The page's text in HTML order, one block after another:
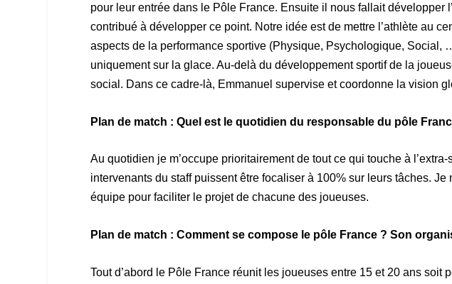
pour leur entrée dans le Pôle France. Ensuite il nous fallait
contribué à développer ce point. Notre idée est de mettre l’athlète au
aspects de la performance sportive (Physique, Psychologique, Social,
uniquement sur la glace. Au-delà du développement sportif de la
social. Dans ce cadre-là, Emmanuel supervise et coordonne la vision
Plan de match : Quel est le quotidien du responsable du pôle
Au quotidien je m’occupe prioritairement de tout ce qui touche à
intervenants du staff puissent être focaliser à 100% sur leurs tâches.
équipe pour faciliter le projet de chacune des joueuses.
Plan de match : Comment se compose le pôle France ? Son
Tout d’abord le Pôle France réunit les joueuses entre 15 et 20 ans